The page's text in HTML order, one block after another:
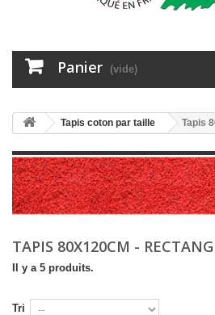
Panier (vide)
Tapis coton par taille Tapis
TAPIS 80X120CM -
Il y a 5 produits.
Tri